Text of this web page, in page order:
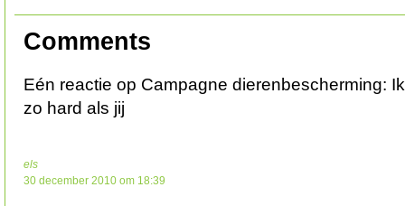
Comments
Eén reactie op Campagne dierenbescherming:
zo hard als jij
els
30 december 2010 om 18:39